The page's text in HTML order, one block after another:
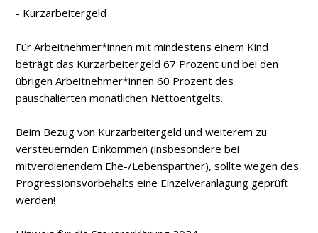
- Kurzarbeitergeld
Für Arbeitnehmer*innen mit mindestens einem Kind
beträgt das Kurzarbeitergeld 67 Prozent und bei den
übrigen Arbeitnehmer*innen 60 Prozent des
pauschalierten monatlichen Nettoentgelts.
Beim Bezug von Kurzarbeitergeld und weiterem zu
versteuernden Einkommen (insbesondere bei
mitverdienendem Ehe-/Lebenspartner), sollte wegen des
Progressionsvorbehalts eine Einzelveranlagung geprüft
werden!